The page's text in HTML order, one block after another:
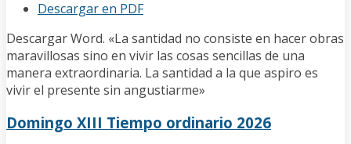
Descargar en PDF
Descargar Word. «La santidad no consiste en hacer obras
maravillosas sino en vivir las cosas sencillas de una
manera extraordinaria. La santidad a la que aspiro es
vivir el presente sin angustiarme»
Domingo XIII Tiempo ordinario 2026